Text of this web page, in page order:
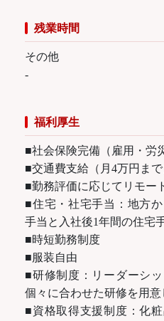
残業時間
その他
‐
福利厚生
■社会保険完備（雇用・労
■交通費支給（月4万円まで
■勤務評価に応じてリモー
■住宅・社宅手当：地方
手当と入社後1年間の住宅
■時短勤務制度
■服装自由
■研修制度：リーダーシ
個々に合わせた研修を用意
■資格取得支援制度：化